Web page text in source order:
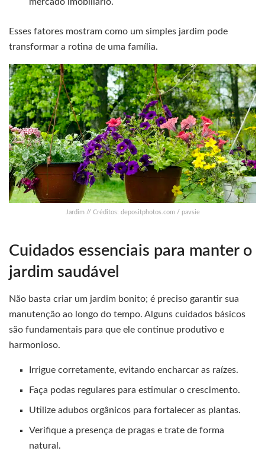
mercado imobiliário.
Esses fatores mostram como um simples jardim pode
transformar a rotina de uma família.
Jardim // Créditos: depositphotos.com / pavsie
Cuidados essenciais para manter o
jardim saudável
Não basta criar um jardim bonito; é preciso garantir sua
manutenção ao longo do tempo. Alguns cuidados básicos
são fundamentais para que ele continue produtivo e
harmonioso.
Irrigue corretamente, evitando encharcar as raízes.
Faça podas regulares para estimular o crescimento.
Utilize adubos orgânicos para fortalecer as plantas.
Verifique a presença de pragas e trate de forma
natural.